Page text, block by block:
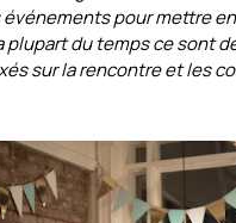
pour mettre
plupart du temps ce sont
sur la rencontre et les